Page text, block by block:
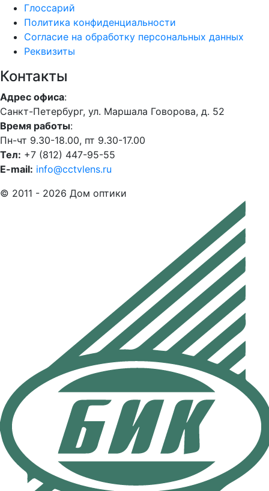
Глоссарий
Политика конфиденциальности
Согласие на обработку персональных данных
Реквизиты
Контакты
Адрес офиса:
Санкт-Петербург, ул. Маршала Говорова, д. 52
Время работы:
Пн-чт 9.30-18.00, пт 9.30-17.00
Тел: +7 (812) 447-95-55
E-mail: info@cctvlens.ru
© 2011 - 2026 Дом оптики